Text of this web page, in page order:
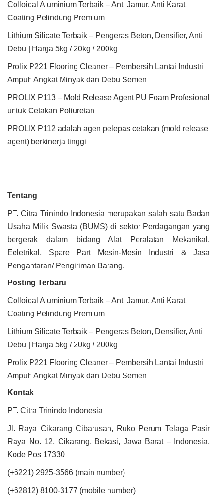
Colloidal Aluminium Terbaik – Anti Jamur, Anti Karat,
Coating Pelindung Premium
Lithium Silicate Terbaik – Pengeras Beton, Densifier, Anti
Debu | Harga 5kg / 20kg / 200kg
Prolix P221 Flooring Cleaner – Pembersih Lantai Industri
Ampuh Angkat Minyak dan Debu Semen
PROLIX P113 – Mold Release Agent PU Foam Profesional
untuk Cetakan Poliuretan
PROLIX P112 adalah agen pelepas cetakan (mold release
agent) berkinerja tinggi
Tentang
PT. Citra Trinindo Indonesia merupakan salah satu Badan
Usaha Milik Swasta (BUMS) di sektor Perdagangan yang
bergerak dalam bidang Alat Peralatan Mekanikal,
Eeletrikal, Spare Part Mesin-Mesin Industri & Jasa
Pengantaran/ Pengiriman Barang.
Posting Terbaru
Colloidal Aluminium Terbaik – Anti Jamur, Anti Karat,
Coating Pelindung Premium
Lithium Silicate Terbaik – Pengeras Beton, Densifier, Anti
Debu | Harga 5kg / 20kg / 200kg
Prolix P221 Flooring Cleaner – Pembersih Lantai Industri
Ampuh Angkat Minyak dan Debu Semen
Kontak
PT. Citra Trinindo Indonesia
Jl. Raya Cikarang Cibarusah, Ruko Perum Telaga Pasir
Raya No. 12, Cikarang, Bekasi, Jawa Barat – Indonesia,
Kode Pos 17330
(+6221) 2925-3566 (main number)
(+62812) 8100-3177 (mobile number)